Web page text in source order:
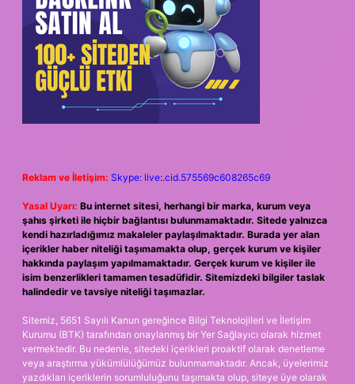
Reklam ve İletişim: Skype: live:.cid.575569c608265c69
Yasal Uyarı: Bu internet sitesi, herhangi bir marka, kurum veya
şahıs şirketi ile hiçbir bağlantısı bulunmamaktadır. Sitede yalnızca
kendi hazırladığımız makaleler paylaşılmaktadır. Burada yer alan
içerikler haber niteliği taşımamakta olup, gerçek kurum ve kişiler
hakkında paylaşım yapılmamaktadır. Gerçek kurum ve kişiler ile
isim benzerlikleri tamamen tesadüfidir. Sitemizdeki bilgiler taslak
halindedir ve tavsiye niteliği taşımazlar.
Sitemiz, 5651 Sayılı Kanun gereğince Bilgi Teknolojileri ve İletişim
Kurumu (BTK) tarafından onaylanmış bir Yer Sağlayıcı olarak hizmet
vermektedir. Bu nedenle, sitedeki içerikleri proaktif olarak denetleme
veya araştırma yükümlülüğümüz bulunmamaktadır. Ancak, üyelerimiz
yazdıkları içeriklerin sorumluluğunu taşımakta olup, siteye üye olarak